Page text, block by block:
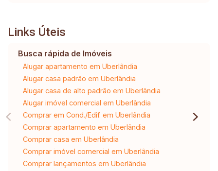
Links Úteis
Busca rápida de Imóveis
Alugar apartamento em Uberlândia
Alugar casa padrão em Uberlândia
Alugar casa de alto padrão em Uberlândia
Alugar imóvel comercial em Uberlândia
Comprar em Cond./Edif. em Uberlândia
Comprar apartamento em Uberlândia
Comprar casa em Uberlândia
Comprar imóvel comercial em Uberlândia
Comprar lançamentos em Uberlândia